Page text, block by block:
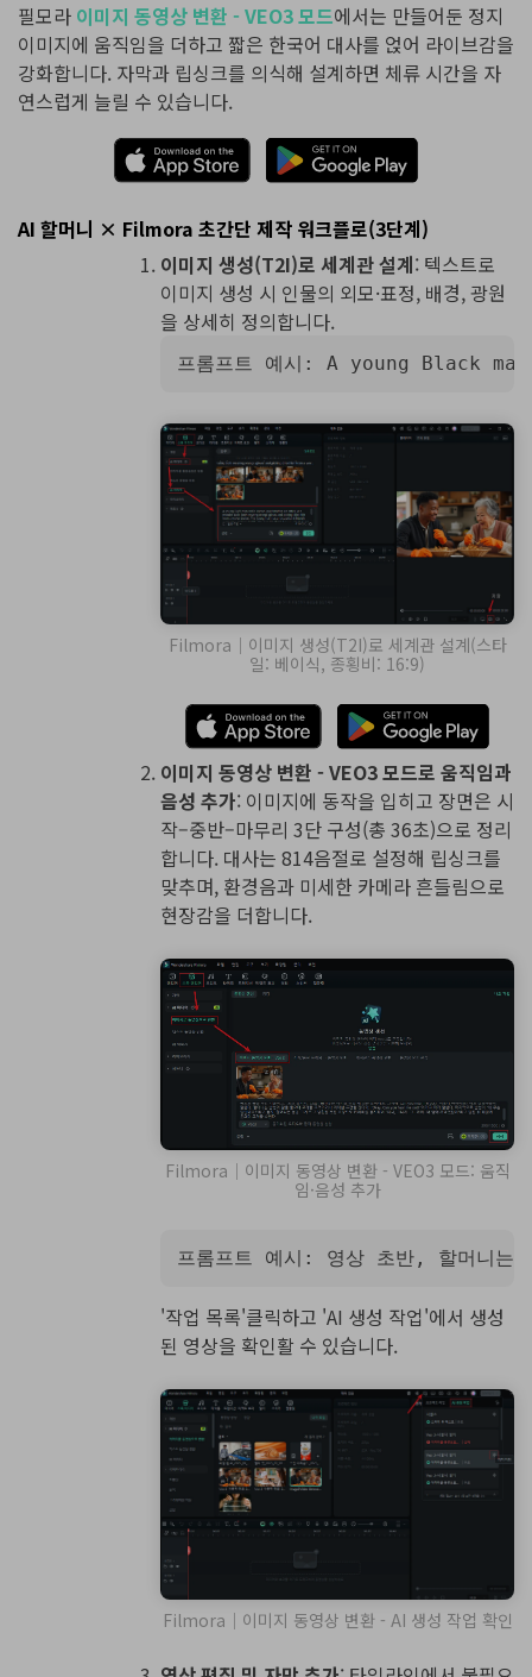
필모라 이미지 동영상 변환 - VEO3 모드에서는 만들어둔 정지
이미지에 움직임을 더하고 짧은 한국어 대사를 얹어 라이브감을
강화합니다. 자막과 립싱크를 의식해 설계하면 체류 시간을 자
연스럽게 늘릴 수 있습니다.
AI 할머니 × Filmora 초간단 제작 워크플로(3단계)
이미지 생성(T2I)로 세계관 설계: 텍스트로
이미지 생성 시 인물의 외모·표정, 배경, 광원
을 상세히 정의합니다.
프롬프트 예시: A young
Filmora｜이미지 생성(T2I)로 세계관 설계(스타
일: 베이식, 종횡비: 16:9)
이미지 동영상 변환 - VEO3 모드로 움직임과
음성 추가: 이미지에 동작을 입히고 장면은 시
작–중반–마무리 3단 구성(총 36초)으로 정리
합니다. 대사는 814음절로 설정해 립싱크를
맞추며, 환경음과 미세한 카메라 흔들림으로
현장감을 더합니다.
Filmora｜이미지 동영상 변환 - VEO3 모드: 움직
임·음성 추가
프롬프트 예시: 영상 초반, 할머니
'작업 목록'클릭하고 'AI 생성 작업'에서 생성
된 영상을 확인활 수 있습니다.
Filmora｜이미지 동영상 변환 - AI 생성 작업 확인